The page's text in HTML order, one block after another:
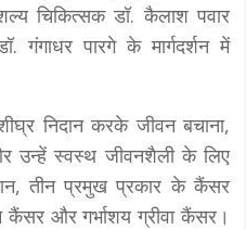
चिकित्सक डॉ. कैलाश पवार
गंगाधर पारगे के मार्गदर्शन में
निदान करके जीवन बचाना,
उन्हें स्वस्थ जीवनशैली के लिए
तीन प्रमुख प्रकार के कैंसर
और गर्भाशय ग्रीवा कैंसर।